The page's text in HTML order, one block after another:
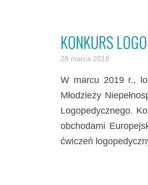
KONKURS
28 marca 2019
W marcu 2019 r.,
Młodzieży
Logopedycznego.
obchodami
ćwiczeń